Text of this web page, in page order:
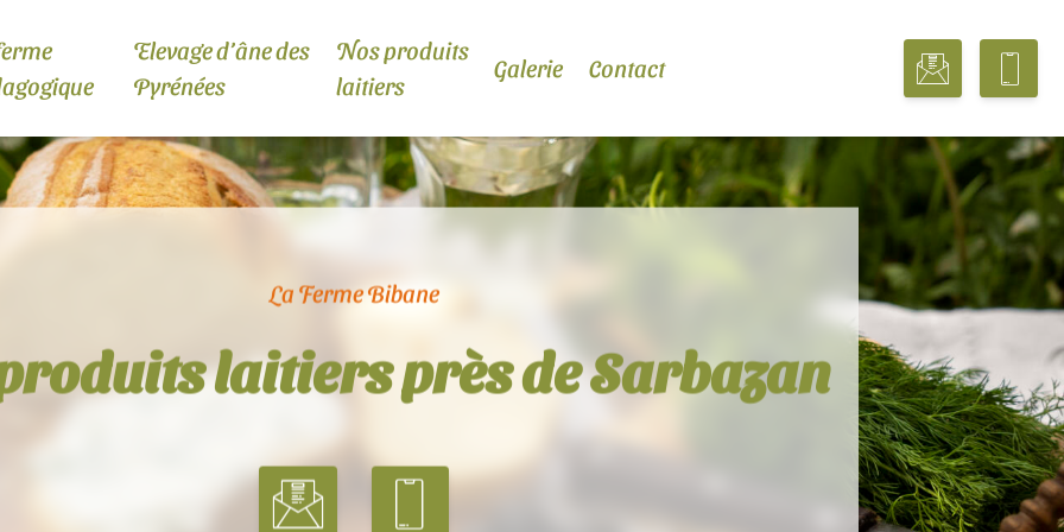
Elevage d’âne des
Pyrénées
Nos produits
laitiers
Galerie Contact
La Ferme Bibane
laitiers près de Sarbazan